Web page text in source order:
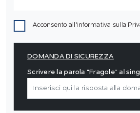
Acconsento all'informativa sulla
DOMANDA DI SICUREZZA
Scrivere la parola "Fragole" al